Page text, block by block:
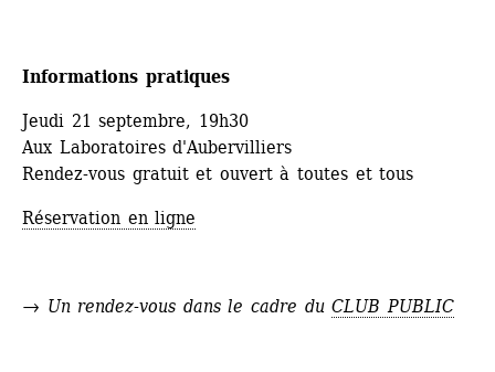
Informations pratiques
Jeudi 21 septembre, 19h30
Aux Laboratoires d'Aubervilliers
Rendez-vous gratuit et ouvert à toutes et tous
Réservation en ligne
→ Un rendez-vous dans le cadre du CLUB PUBLIC